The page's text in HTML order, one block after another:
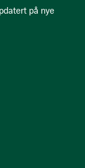
på nye